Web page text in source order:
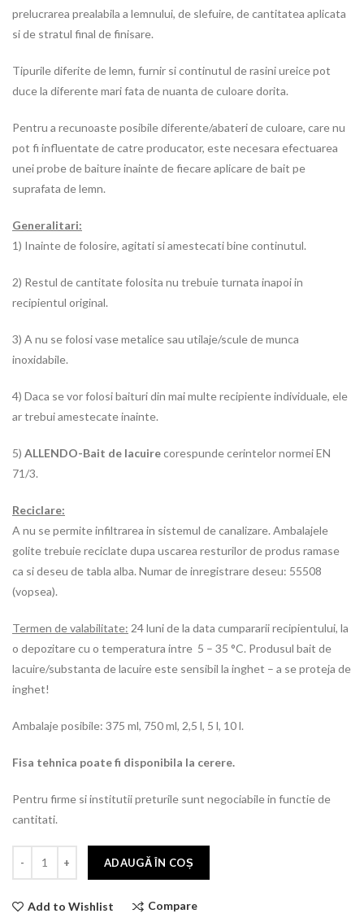
prelucrarea prealabila a lemnului, de slefuire, de cantitatea aplicata
si de stratul final de finisare.
Tipurile diferite de lemn, furnir si continutul de rasini ureice pot
duce la diferente mari fata de nuanta de culoare dorita.
Pentru a recunoaste posibile diferente/abateri de culoare, care nu
pot fi influentate de catre producator, este necesara efectuarea
unei probe de baiture inainte de fiecare aplicare de bait pe
suprafata de lemn.
Generalitari:
1) Inainte de folosire, agitati si amestecati bine continutul.
2) Restul de cantitate folosita nu trebuie turnata inapoi in
recipientul original.
3) A nu se folosi vase metalice sau utilaje/scule de munca
inoxidabile.
4) Daca se vor folosi baituri din mai multe recipiente individuale, ele
ar trebui amestecate inainte.
5) ALLENDO-Bait de lacuirecorespunde cerintelor normei EN
71/3.
Reciclare:
A nu se permite infiltrarea in sistemul de canalizare. Ambalajele
golite trebuie reciclate dupa uscarea resturilor de produs ramase
ca si deseu de tabla alba. Numar de inregistrare deseu: 55508
(vopsea).
Termen de valabilitate: 24 luni de la data cumpararii recipientului, la
o depozitare cu o temperatura intre 5 – 35 °C. Produsul bait de
lacuire/substanta de lacuire este sensibil la inghet – a se proteja de
inghet!
Ambalaje posibile: 375 ml, 750 ml, 2,5 l, 5 l, 10 l.
Fisa tehnica poate fi disponibila la cerere.
Pentru firme si institutii preturile sunt negociabile in functie de
cantitati.
ADAUGĂ ÎN COȘ
Add to Wishlist Compare